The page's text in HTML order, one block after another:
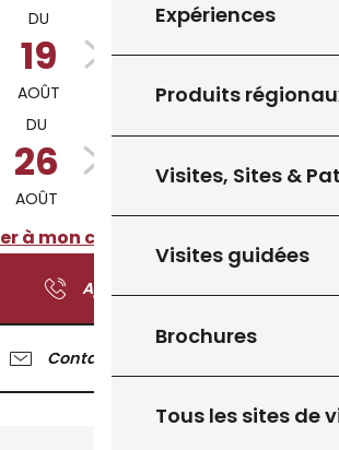
Expériences
Produits
Visites, Sites &
Visites guidées
Brochures
Tous les sites de
DU
19
AOÛT
AU
23
AOÛT
DU
26
AOÛT
30
à mon calendrier Google
Appeler
Contactez-nous